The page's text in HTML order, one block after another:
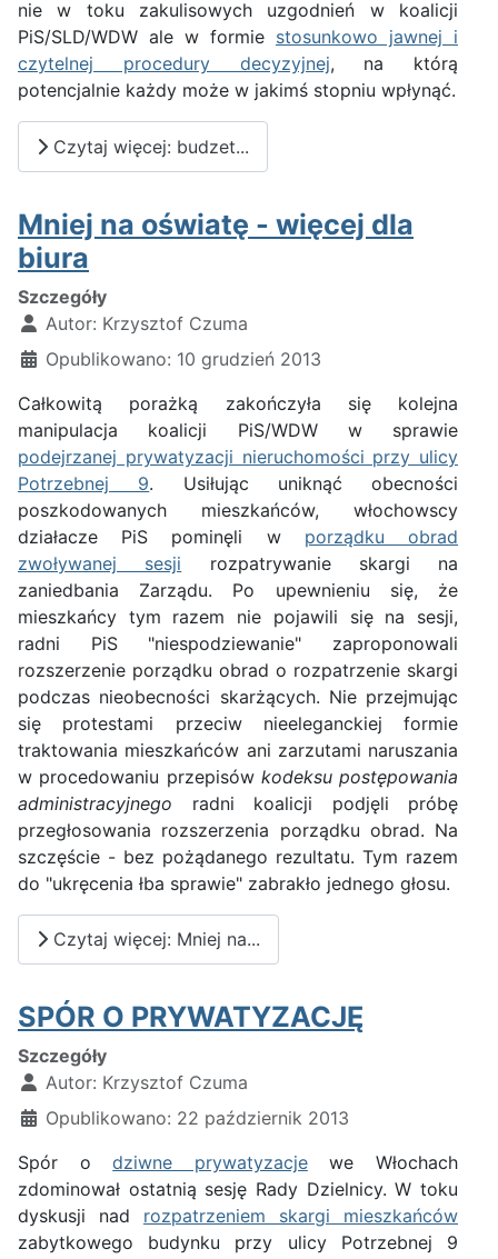
nie w toku zakulisowych uzgodnień w koalicji
PiS/SLD/WDW ale w formie stosunkowo jawnej i
czytelnej procedury decyzyjnej, na którą
potencjalnie każdy może w jakimś stopniu wpłynąć.
Czytaj więcej: budzet...
Mniej na oświatę - więcej dla
biura
Szczegóły
Autor: Krzysztof Czuma
Opublikowano: 10 grudzień 2013
Całkowitą porażką zakończyła się kolejna
manipulacja koalicji PiS/WDW w sprawie
podejrzanej prywatyzacji nieruchomości przy ulicy
Potrzebnej 9. Usiłując uniknąć obecności
poszkodowanych mieszkańców, włochowscy
działacze PiS pominęli w porządku obrad
zwoływanej sesji rozpatrywanie skargi na
zaniedbania Zarządu. Po upewnieniu się, że
mieszkańcy tym razem nie pojawili się na sesji,
radni PiS "niespodziewanie" zaproponowali
rozszerzenie porządku obrad o rozpatrzenie skargi
podczas nieobecności skarżących. Nie przejmując
się protestami przeciw nieeleganckiej formie
traktowania mieszkańców ani zarzutami naruszania
w procedowaniu przepisów kodeksu postępowania
administracyjnego radni koalicji podjęli próbę
przegłosowania rozszerzenia porządku obrad. Na
szczęście - bez pożądanego rezultatu. Tym razem
do "ukręcenia łba sprawie" zabrakło jednego głosu.
Czytaj więcej: Mniej na...
SPÓR O PRYWATYZACJĘ
Szczegóły
Autor: Krzysztof Czuma
Opublikowano: 22 październik 2013
Spór odziwne prywatyzacjewe Włochach
zdominował ostatnią sesję Rady Dzielnicy. W toku
dyskusji nad rozpatrzeniem skargi mieszkańców
zabytkowego budynku przy ulicy Potrzebnej 9